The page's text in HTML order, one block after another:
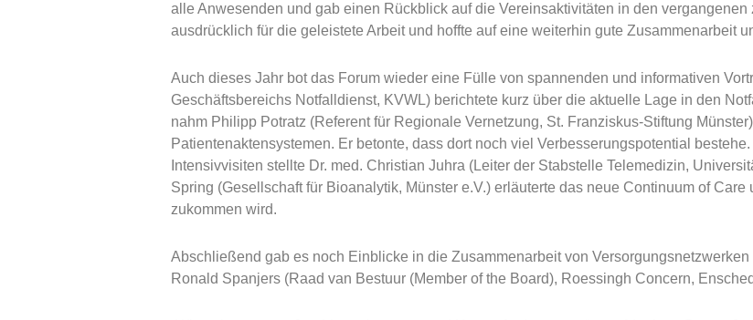
alle Anwesenden und gab einen Rückblick auf die Vereinsaktivitäten in den
ausdrücklich für die geleistete Arbeit und hoffte auf eine weiterhin gute Zusammenarbeit
Auch dieses Jahr bot das Forum wieder eine Fülle von spannenden und informativen
Geschäftsbereichs Notfalldienst, KVWL) berichtete kurz über die aktuelle Lage in den
nahm Philipp Potratz (Referent für Regionale Vernetzung, St. Franziskus-Stiftung
Patientenaktensystemen. Er betonte, dass dort noch viel Verbesserungspotential
Intensivvisiten stellte Dr. med. Christian Juhra (Leiter der Stabstelle Telemedizin,
Spring (Gesellschaft für Bioanalytik, Münster e.V.) erläuterte das neue Continuum of
zukommen wird.
Abschließend gab es noch Einblicke in die Zusammenarbeit von
Ronald Spanjers (Raad van Bestuur (Member of the Board), Roessingh Concern,